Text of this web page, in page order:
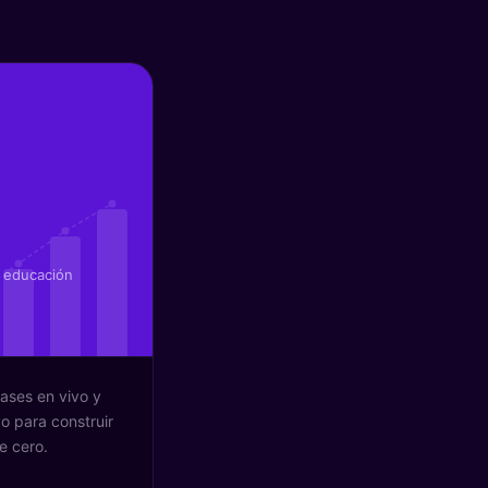
en vivo y
para construir
cero.